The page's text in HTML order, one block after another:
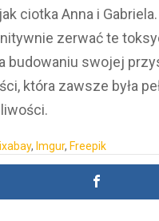
ciotka Anna i
zerwać te
budowaniu swojej
która zawsze była
, Imgur, Freepik